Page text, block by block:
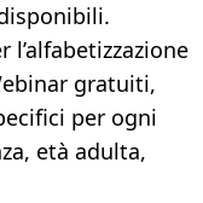
l’alfabetizzazione
gratuiti,
per ogni
età adulta,